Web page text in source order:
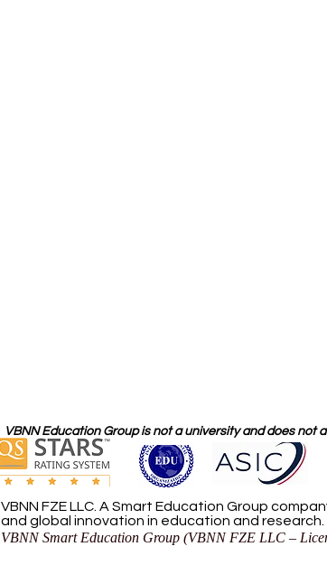
VBNN Education Group is not a university and does
VBNN FZE LLC. A Smart Education Group
and global innovation in education and research.
VBNN Smart Education Group (VBNN FZE LLC –